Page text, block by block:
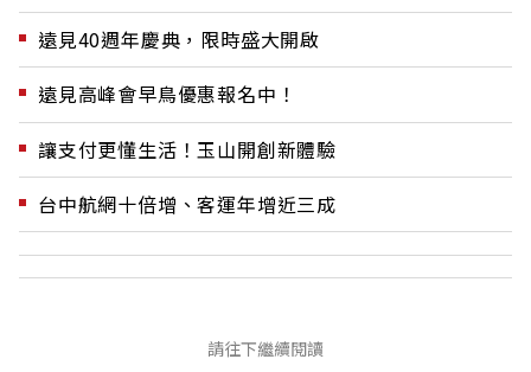
遠見40週年慶典，限時盛大開啟
遠見高峰會早鳥優惠報名中！
讓支付更懂生活！玉山開創新體驗
台中航網十倍增、客運年增近三成
請往下繼續閱讀